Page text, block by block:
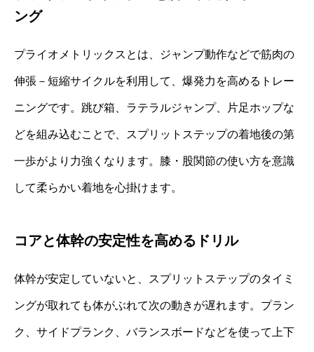
ング
プライオメトリックスとは、ジャンプ動作などで筋肉の
伸張－短縮サイクルを利用して、爆発力を高めるトレー
ニングです。跳び箱、ラテラルジャンプ、片足ホップな
どを組み込むことで、スプリットステップの着地後の第
一歩がより力強くなります。膝・股関節の使い方を意識
して柔らかい着地を心掛けます。
コアと体幹の安定性を高めるドリル
体幹が安定していないと、スプリットステップのタイミ
ングが取れても体がぶれて次の動きが遅れます。プラン
ク、サイドプランク、バランスボードなどを使って上下